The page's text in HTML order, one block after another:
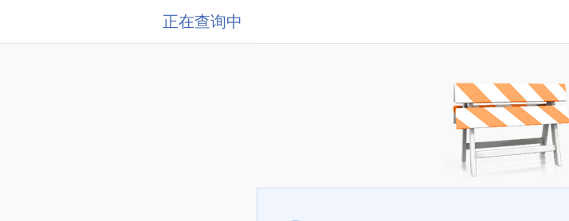
正在查询中